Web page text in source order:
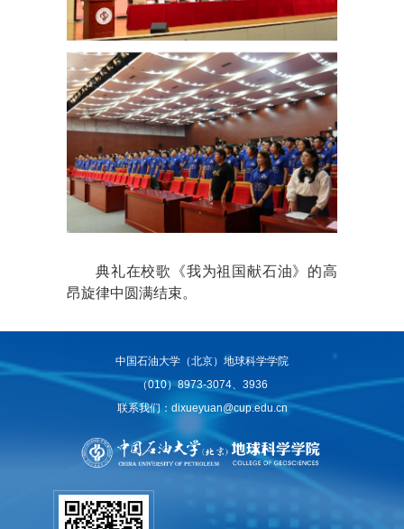
典礼在校歌《我为祖国献石油》的高
昂旋律中圆满结束。
中国石油大学（北京）地球科学学院
（010）8973-3074、3936
联系我们：dixueyuan@cup.edu.cn